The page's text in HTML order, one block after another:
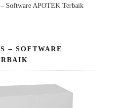
Software APOTEK Terbaik
– SOFTWARE